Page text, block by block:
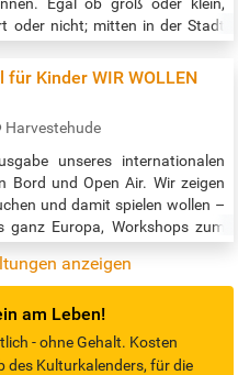
oder nicht; mitten in der Stadt
die begehbaren Skulpturen
Kinder WIR WOLLEN
Harvestehude
unseres internationalen
Bord und Open Air. Wir zeigen
und damit spielen wollen –
ganz Europa, Workshops zum
Autos, Hallo Fantasie.
anzeigen
am Leben!
- ohne Gehalt. Kosten
des Kulturkalenders, für die